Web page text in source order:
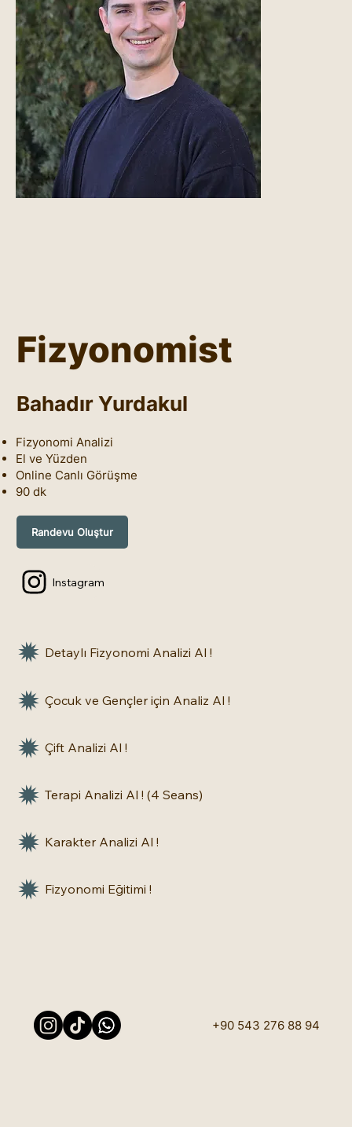
Fizyonomist
Bahadır Yurdakul
Fizyonomi Analizi
El ve Yüzden
Online Canlı Görüşme
90 dk
Randevu Oluştur
Instagram
Detaylı Fizyonomi Analizi Al !
Karakter Analizi Al !
Çocuk ve Gençler için Analiz Al !
Terapi Analizi Al ! (4 Seans)
Çift Analizi Al !
Fizyonomi Eğitimi !
+90 543 276 88 94